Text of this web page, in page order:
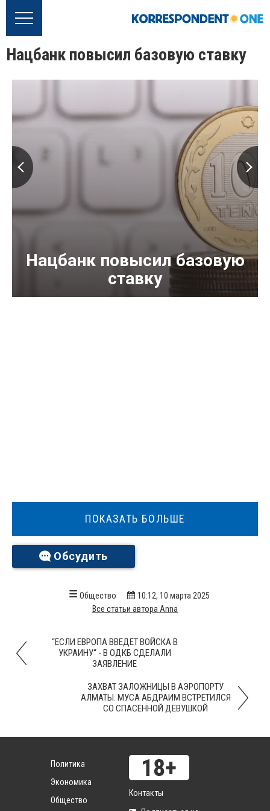
Нацбанк повысил базовую ставку
Нацбанк повысил базовую
ставку
ПОКАЗАТЬ БОЛЬШЕ
Обсудить
Общество
10:12, 10 марта 2025
Все статьи автора Anna
“ЕСЛИ ЕВРОПА ВВЕДЕТ ВОЙСКА В
УКРАИНУ“ - В ОДКБ СДЕЛАЛИ
ЗАЯВЛЕНИЕ
ЗАХВАТ ЗАЛОЖНИЦЫ В АЭРОПОРТУ
АЛМАТЫ: МУСА АБДРАИМ ВСТРЕТИЛСЯ
СО СПАСЕННОЙ ДЕВУШКОЙ
Политика
Экономика
Общество
Контакты